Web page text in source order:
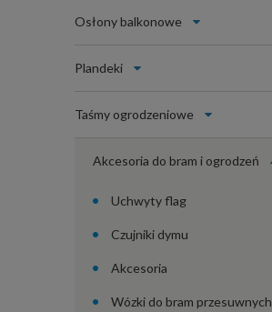
Osłony balkonowe
Plandeki
Taśmy ogrodzeniowe
Akcesoria do bram i ogrodzeń
Uchwyty flag
Czujniki dymu
Akcesoria
Wózki do bram przesuwnych